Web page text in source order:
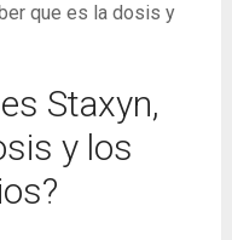
que es la dosis y
Staxyn,
y los